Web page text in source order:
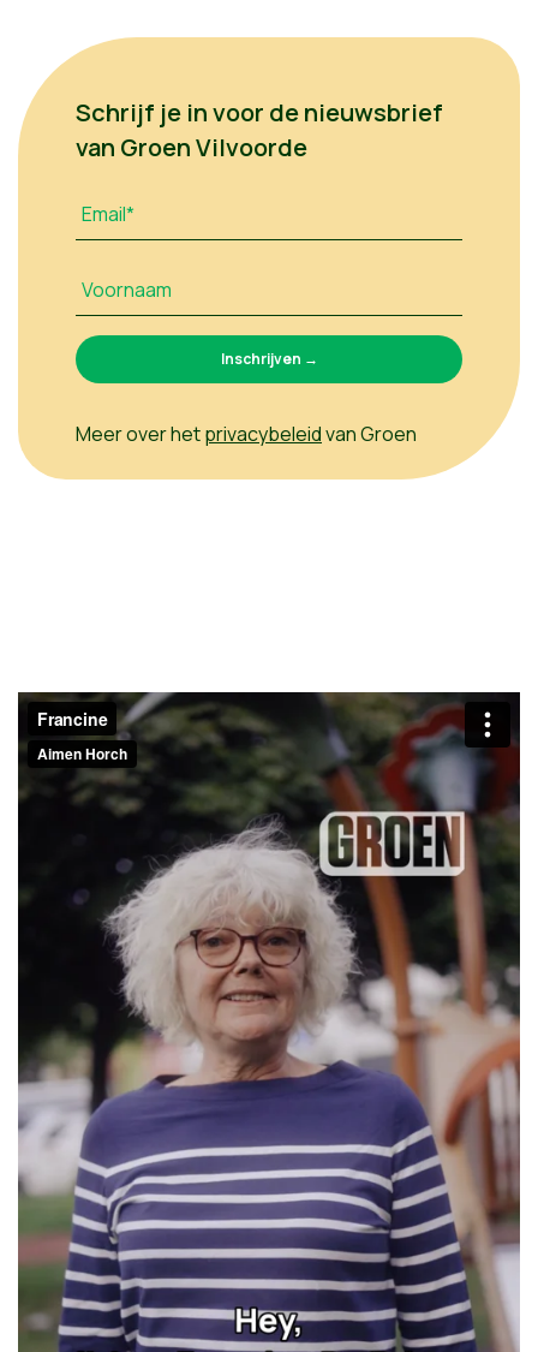
Schrijf je in voor de nieuwsbrief
van Groen Vilvoorde
Email*
Voornaam
Meer over hetprivacybeleidvan Groen